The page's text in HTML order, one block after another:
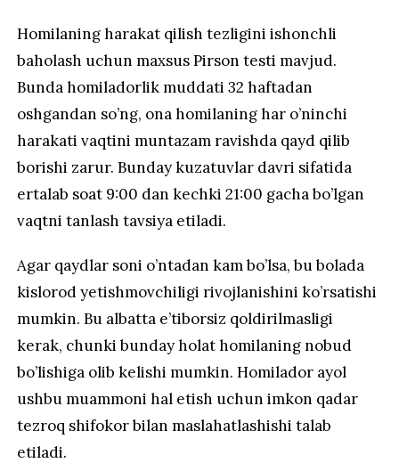
Homilaning harakat qilish tezligini ishonchli
baholash uchun maxsus Pirson testi mavjud.
Bunda homiladorlik muddati 32 haftadan
oshgandan so’ng, ona homilaning har o’ninchi
harakati vaqtini muntazam ravishda qayd qilib
borishi zarur. Bunday kuzatuvlar davri sifatida
ertalab soat 9:00 dan kechki 21:00 gacha bo’lgan
vaqtni tanlash tavsiya etiladi.
Agar qaydlar soni o’ntadan kam bo’lsa, bu bolada
kislorod yetishmovchiligi rivojlanishini ko’rsatishi
mumkin. Bu albatta e’tiborsiz qoldirilmasligi
kerak, chunki bunday holat homilaning nobud
bo’lishiga olib kelishi mumkin. Homilador ayol
ushbu muammoni hal etish uchun imkon qadar
tezroq shifokor bilan maslahatlashishi talab
etiladi.